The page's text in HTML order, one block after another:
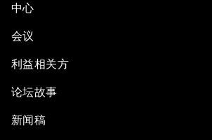
中心
会议
利益相关方
论坛故事
新闻稿